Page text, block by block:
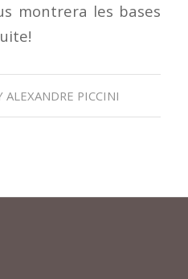
montrera les bases
ALEXANDRE PICCINI